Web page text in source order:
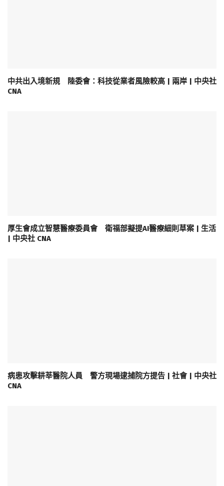
中共出入境新規 陸委會：科技從業者風險較高 | 兩岸 | 中央社
CNA
厚生會成立智慧醫療委員會 衛福部擬提AI醫療細則草案 | 生活
| 中央社 CNA
病患攻擊耕莘醫院人員 警方現場逮捕院方提告 | 社會 | 中央社
CNA